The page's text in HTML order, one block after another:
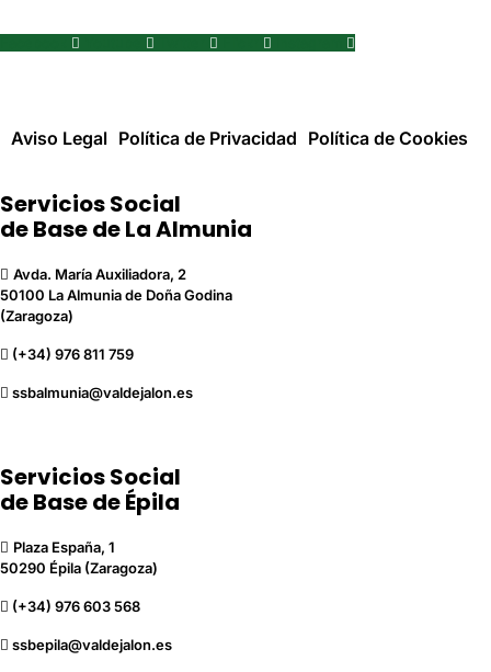
Aviso Legal Política de Privacidad Política de Cookies
Servicios Social
de Base de La Almunia
Avda. María Auxiliadora, 2
50100 La Almunia de Doña Godina
(Zaragoza)
(+34) 976 811 759
ssbalmunia@valdejalon.es
Servicios Social
de Base de Épila
Plaza España, 1
50290 Épila (Zaragoza)
(+34) 976 603 568
ssbepila@valdejalon.es